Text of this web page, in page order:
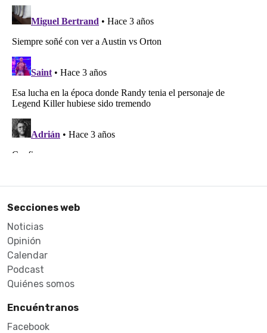
Secciones web
Noticias
Opinión
Calendar
Podcast
Quiénes somos
Encuéntranos
Facebook